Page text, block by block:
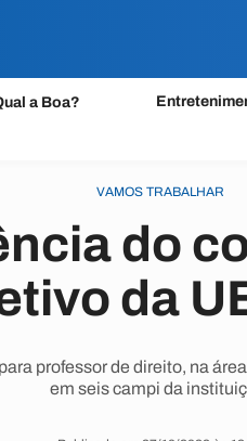
a Boa?
VAMOS TRABALHAR
do
da
professor de direito, na
em seis campi da